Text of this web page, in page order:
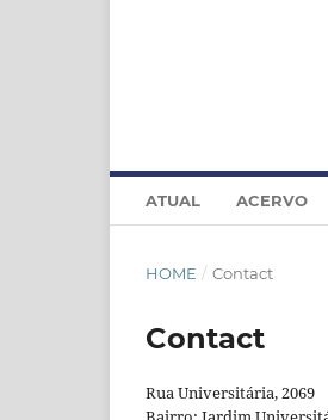
ATUAL ACERVO
HOME / Contact
Contact
Rua Universitária, 2069